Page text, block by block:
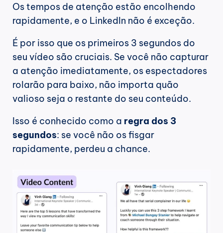
Os tempos de atenção estão encolhendo
rapidamente, e o LinkedIn não é exceção.
É por isso que os primeiros 3 segundos do
seu vídeo são cruciais. Se você não capturar
a atenção imediatamente, os espectadores
rolarão para baixo, não importa quão
valioso seja o restante do seu conteúdo.
Isso é conhecido como a regra dos 3
segundos: se você não os fisgar
rapidamente, perdeu a chance.